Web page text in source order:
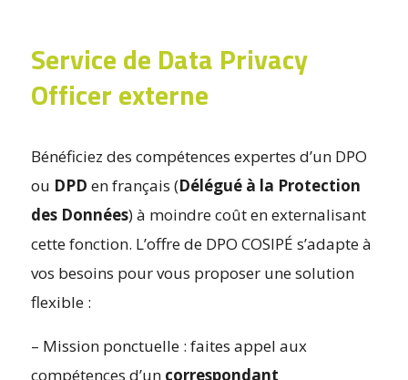
Service de Data Privacy
Officer externe
Bénéficiez des compétences expertes d’un DPO
ou DPD en français (Délégué à la Protection
des Données) à moindre coût en externalisant
cette fonction. L’offre de DPO COSIPÉ s’adapte à
vos besoins pour vous proposer une solution
flexible :
– Mission ponctuelle : faites appel aux
compétences d’un correspondant